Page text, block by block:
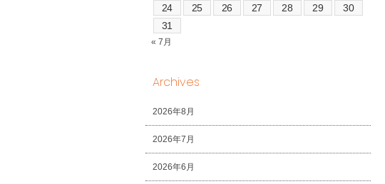
24
25 26 27 28 29
30
31
« 7月
Archives
2026年8月
2026年7月
2026年6月